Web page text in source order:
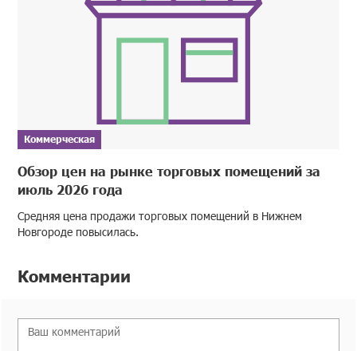
Коммерческая
Обзор цен на рынке торговых помещений за
июль 2026 года
Средняя цена продажи торговых помещений в Нижнем
Новгороде повысилась.
Комментарии